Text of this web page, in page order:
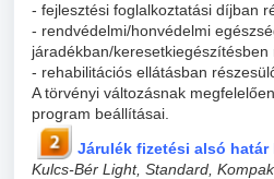
- fejlesztési foglalkoztatási díjban
- rendvédelmi/honvédelmi
járadékban/keresetkiegészítésben
- rehabilitációs ellátásban
A törvényi változásnak
program beállításai.
Járulék fizetési alsó határ
Kulcs-Bér Light, Standard,